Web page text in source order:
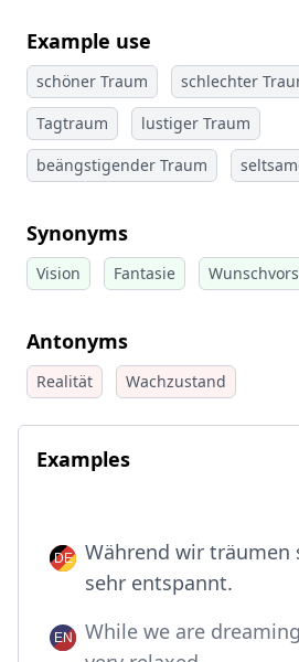
Example use
schöner Traum schlechter
Tagtraum
lustiger Traum
beängstigender Traum
Synonyms
Vision Fantasie
Antonyms
Realität Wachzustand
Examples
Während wir träumen
sehr entspannt.
While we are